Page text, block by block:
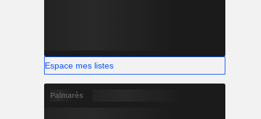
Espace mes listes
Palmarès